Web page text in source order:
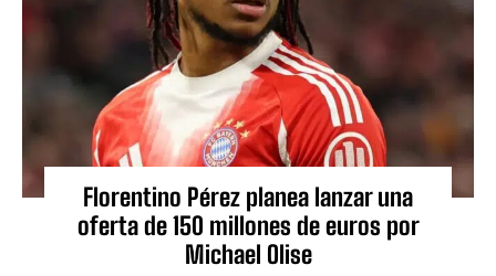
Florentino Pérez planea lanzar una
oferta de 150 millones de euros por
Michael Olise